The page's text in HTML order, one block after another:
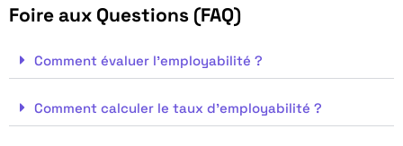
Foire aux Questions (FAQ)
Comment évaluer l'employabilité ?
Comment calculer le taux d'employabilité ?